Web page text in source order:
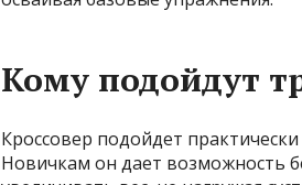
Кому подойдут
Кроссовер подойдет
Новичкам он дает возможность